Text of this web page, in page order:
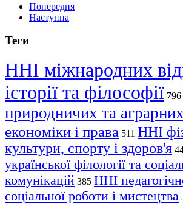
Попередня
Наступна
Теги
ННІ міжнародних
історії та філософії 796
природничих та
економіки і права 511 ННІ
культури, спорту і здоров'я
української філології та
комунікацій 385 ННІ
соціальної роботи і мистецтва